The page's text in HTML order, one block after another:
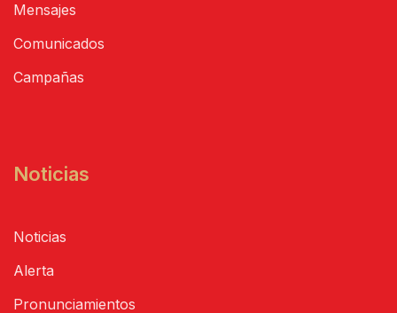
Mensajes
Comunicados
Campañas
Noticias
Noticias
Alerta
Pronunciamientos